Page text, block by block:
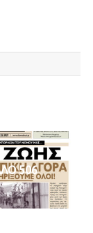
506